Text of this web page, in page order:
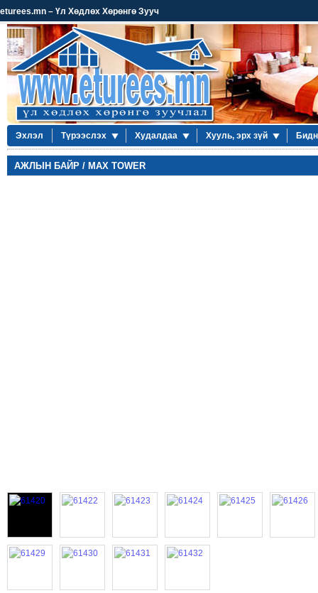
eturees.mn – Үл Хөдлөх Хөрөнгө Зууч
Эхлэл Түрээслэх Худалдаа Хууль, эрх зүй
АЖЛЫН БАЙР / MAX TOWER